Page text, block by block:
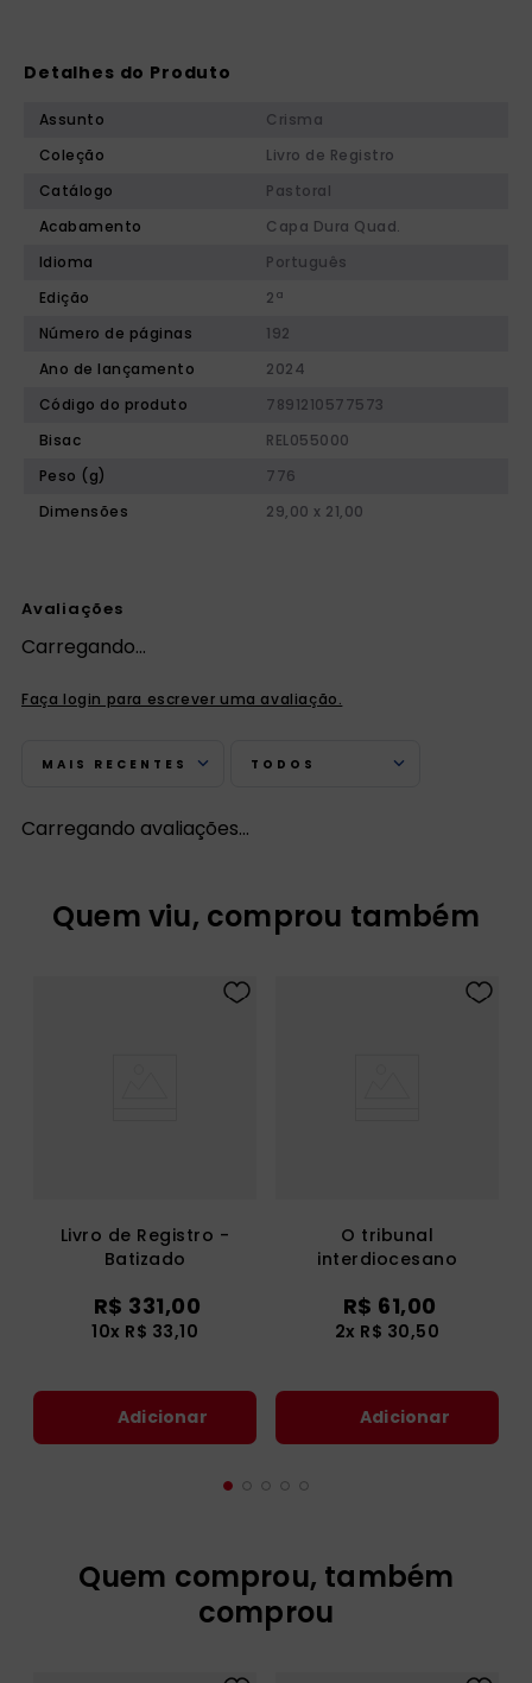
Detalhes do Produto
Assunto
Crisma
Coleção
Livro de Registro
Catálogo
Pastoral
Acabamento
Capa Dura Quad.
Idioma
Português
Edição
2ª
Número de páginas
192
Ano de lançamento
2024
Código do produto
7891210577573
Bisac
REL055000
Peso (g)
776
Dimensões
29,00 x 21,00
Avaliações
Carregando…
Faça login para escrever uma avaliação.
MAIS RECENTES TODOS
Carregando avaliações…
Quem viu, comprou também
Livro de Registro -
Batizado
R$ 331,00
10x R$ 33,10
Adicionar
O tribunal
interdiocesano
R$ 61,00
2x R$ 30,50
Adicionar
Quem comprou, também
comprou